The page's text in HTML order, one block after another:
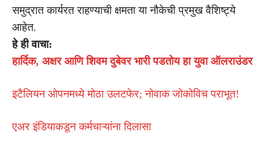
समुद्रात कार्यरत राहण्याची क्षमता या नौकेची प्रमुख वैशिष्ट्ये
आहेत.
हे ही वाचा:
हार्दिक, अक्षर आणि शिवम दुबेवर भारी पडतोय हा युवा ऑलराउंडर
इटैलियन ओपनमध्ये मोठा उलटफेर; नोवाक जोकोविच पराभूत!
एअर इंडियाकडून कर्मचाऱ्यांना दिलासा